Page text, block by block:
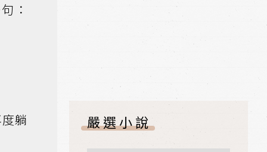
：
躺 嚴選小說